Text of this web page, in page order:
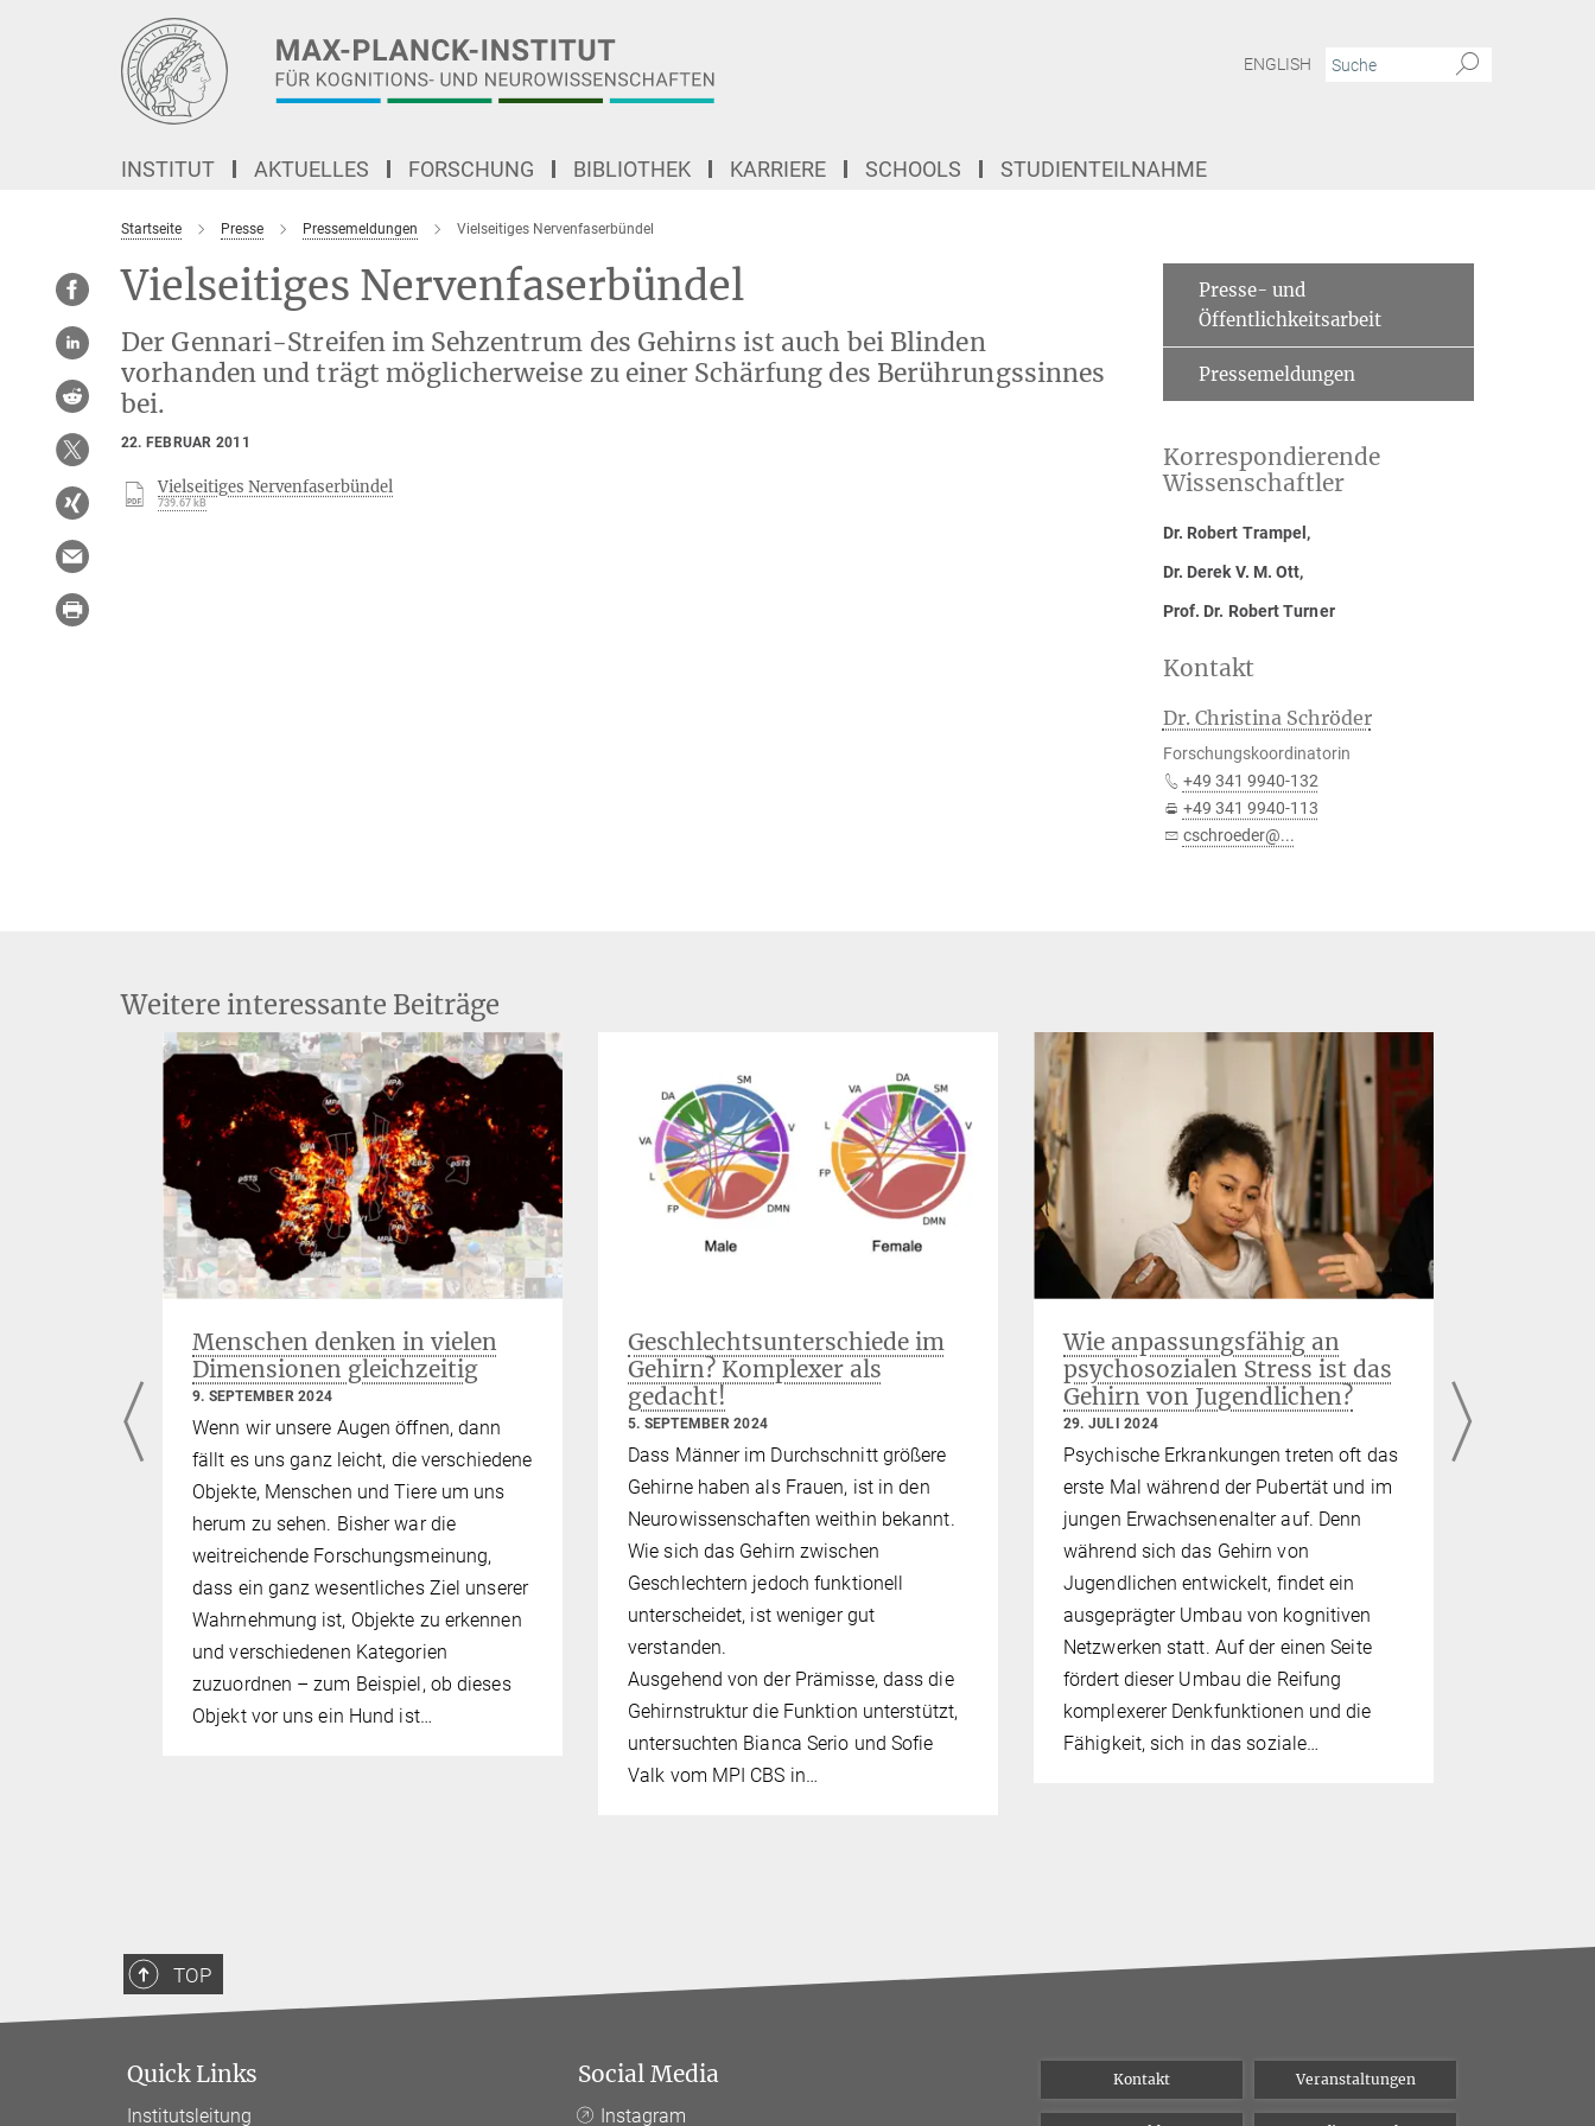
ENGLISH
INSTITUT AKTUELLES FORSCHUNG BIBLIOTHEK KARRIERE SCHOOLS STUDIENTEILNAHME
Startseite Presse Pressemeldungen Vielseitiges Nervenfaserbündel
Vielseitiges Nervenfaserbündel
Der Gennari-Streifen im Sehzentrum des Gehirns ist auch bei Blinden
vorhanden und trägt möglicherweise zu einer Schärfung des Berührungssinnes
bei.
22. FEBRUAR 2011
Vielseitiges Nervenfaserbündel
739.67 kB
Presse- und
Öffentlichkeitsarbeit
Pressemeldungen
Korrespondierende
Wissenschaftler
Dr. Robert Trampel,
Dr. Derek V. M. Ott,
Prof. Dr. Robert Turner
Kontakt
Dr. Christina Schröder
Forschungskoordinatorin
+49 341 9940-132
+49 341 9940-113
cschroeder@...
Weitere interessante Beiträge
Menschen denken in vielen
Dimensionen gleichzeitig
9. SEPTEMBER 2024
Wenn wir unsere Augen öffnen, dann
fällt es uns ganz leicht, die verschiedene
Objekte, Menschen und Tiere um uns
herum zu sehen. Bisher war die
weitreichende Forschungsmeinung,
dass ein ganz wesentliches Ziel unserer
Wahrnehmung ist, Objekte zu erkennen
und verschiedenen Kategorien
zuzuordnen – zum Beispiel, ob dieses
Objekt vor uns ein Hund ist…
Geschlechtsunterschiede im
Gehirn? Komplexer als
gedacht!
5. SEPTEMBER 2024
Dass Männer im Durchschnitt größere
Gehirne haben als Frauen, ist in den
Neurowissenschaften weithin bekannt.
Wie sich das Gehirn zwischen
Geschlechtern jedoch funktionell
unterscheidet, ist weniger gut
verstanden.
Ausgehend von der Prämisse, dass die
Gehirnstruktur die Funktion unterstützt,
untersuchten Bianca Serio und Sofie
Valk vom MPI CBS in…
Wie anpassungsfähig an
psychosozialen Stress ist das
Gehirn von Jugendlichen?
29. JULI 2024
Psychische Erkrankungen treten oft das
erste Mal während der Pubertät und im
jungen Erwachsenenalter auf. Denn
während sich das Gehirn von
Jugendlichen entwickelt, findet ein
ausgeprägter Umbau von kognitiven
Netzwerken statt. Auf der einen Seite
fördert dieser Umbau die Reifung
komplexerer Denkfunktionen und die
Fähigkeit, sich in das soziale…
TOP
Quick Links
Institutsleitung
Social Media
Instagram
Kontakt Veranstaltungen